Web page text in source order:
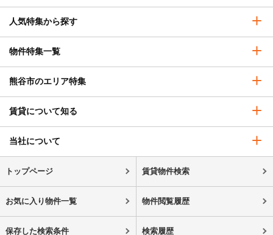
人気特集から探す
物件特集一覧
熊谷市のエリア特集
賃貸について知る
当社について
トップページ 賃貸物件検索
お気に入り物件一覧 物件閲覧履歴
保存した検索条件 検索履歴